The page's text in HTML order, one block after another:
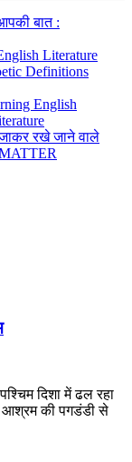
बात :
Literature
Definitions
English
रखे जाने वाले
दिशा में ढल रहा
आश्रम की पगडंडी से